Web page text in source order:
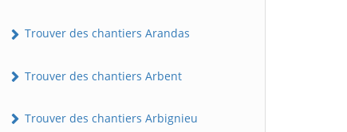
Trouver des chantiers Arandas
Trouver des chantiers Arbent
Trouver des chantiers Arbignieu